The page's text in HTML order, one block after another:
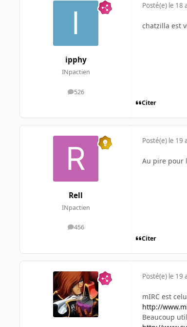
ipphy
INpactien
526
messages
Posté(e) le 18
chatzilla est
Citer
Rell
INpactien
456
messages
Posté(e) le 19
Au pire pour
Citer
Posté(e) le 19
mIRC est
http://
Beaucoup